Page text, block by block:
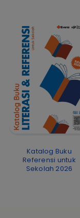
Katalog Buku
Referensi untuk
Sekolah 2026